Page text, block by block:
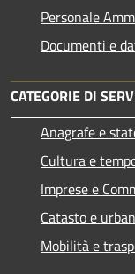
Personale
Documenti e
CATEGORIE DI
Anagrafe e
Cultura e
Imprese e
Catasto e
Mobilità e